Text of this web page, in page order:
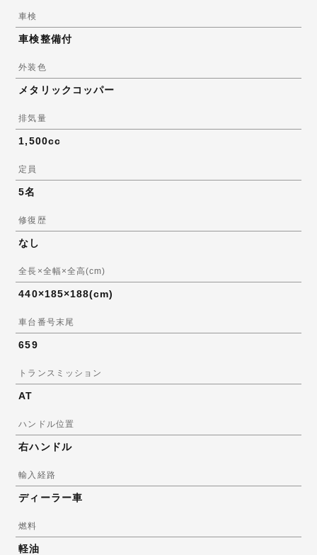
車検
車検整備付
外装色
メタリックコッパー
排気量
1,500cc
定員
5名
修復歴
なし
全長×全幅×全高(cm)
440×185×188(cm)
車台番号末尾
659
トランスミッション
AT
ハンドル位置
右ハンドル
輸入経路
ディーラー車
燃料
軽油